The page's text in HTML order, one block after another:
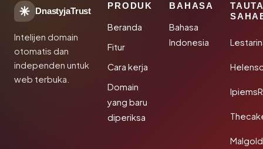
DnastyjaTrust
Intelijen domain
otomatis dan
independen untuk
web terbuka.
PRODUK
Beranda
Fitur
Cara kerja
Domain
yang baru
diperiksa
BAHASA
Bahasa
Indonesia